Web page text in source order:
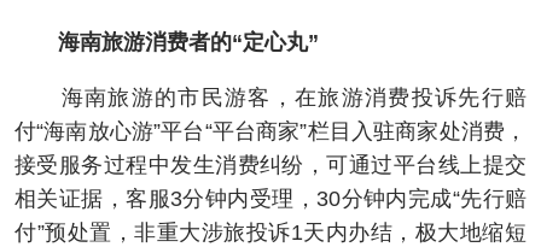
海南旅游消费者的“定心丸”
海南旅游的市民游客，在旅游消费投诉先行赔
付“海南放心游”平台“平台商家”栏目入驻商家处消费，
接受服务过程中发生消费纠纷，可通过平台线上提交
相关证据，客服3分钟内受理，30分钟内完成“先行赔
付”预处置，非重大涉旅投诉1天内办结，极大地缩短